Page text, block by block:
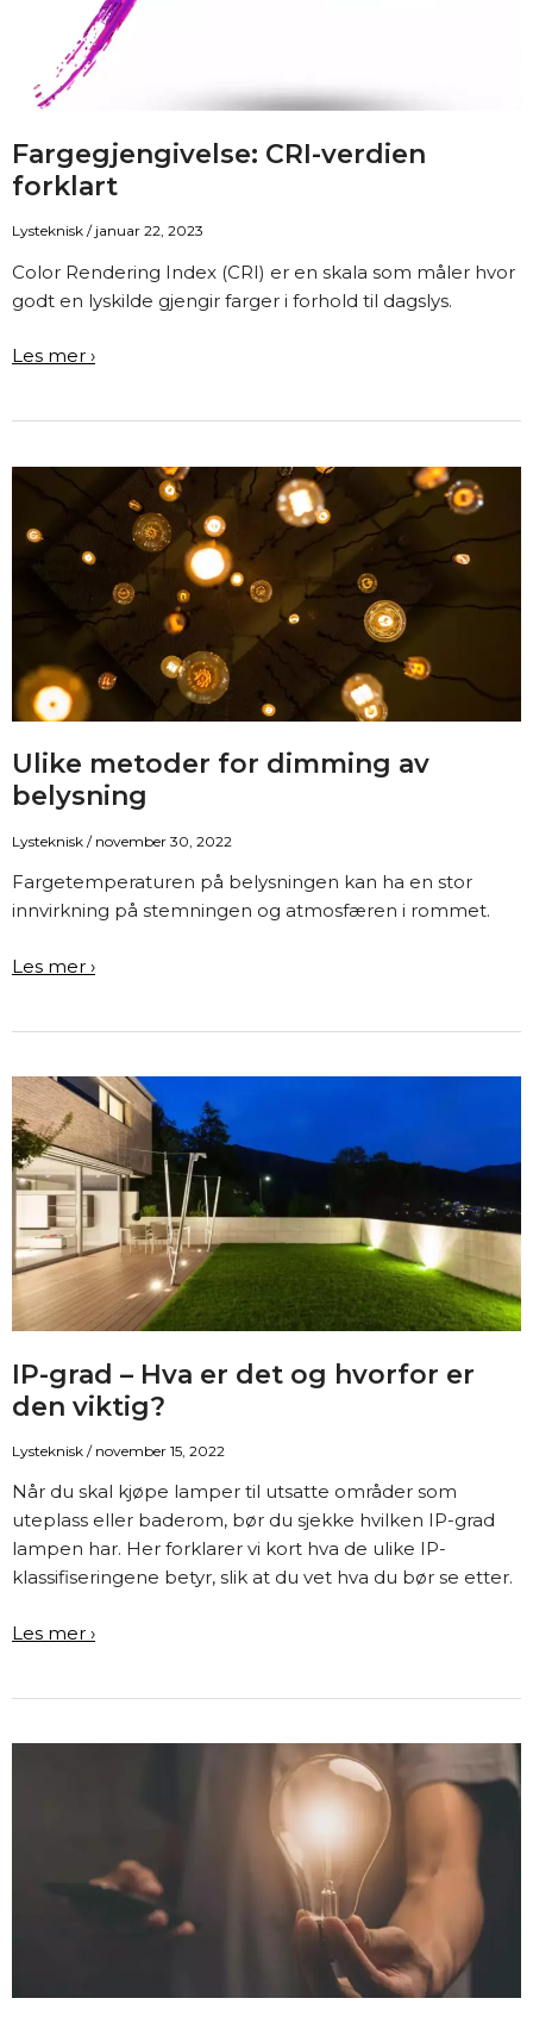
Fargegjengivelse: CRI-verdien
forklart
Lysteknisk / januar 22, 2023
Color Rendering Index (CRI) er en skala som måler hvor
godt en lyskilde gjengir farger i forhold til dagslys.
Fargegjengivelse:
Les mer ›
Ulike metoder for dimming av
belysning
Lysteknisk / november 30, 2022
Fargetemperaturen på belysningen kan ha en stor
innvirkning på stemningen og atmosfæren i rommet.
Ulike
av
belysning
Les mer ›
IP-grad – Hva er det og hvorfor er
den viktig?
Lysteknisk / november 15, 2022
Når du skal kjøpe lamper til utsatte områder som
uteplass eller baderom, bør du sjekke hvilken IP-grad
lampen har. Her forklarer vi kort hva de ulike IP-
klassifiseringene betyr, slik at du vet hva du bør se etter.
IP-
er
Les mer ›